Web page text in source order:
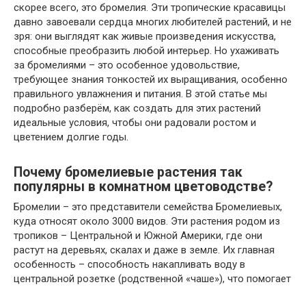
скорее всего, это бромелия. Эти тропические красавицы
давно завоевали сердца многих любителей растений, и не
зря: они выглядят как живые произведения искусства,
способные преобразить любой интерьер. Но ухаживать
за бромелиями – это особенное удовольствие,
требующее знания тонкостей их выращивания, особенно
правильного увлажнения и питания. В этой статье мы
подробно разберём, как создать для этих растений
идеальные условия, чтобы они радовали ростом и
цветением долгие годы.
Почему бромелиевые растения так
популярны в комнатном цветоводстве?
Бромелии – это представители семейства Бромелиевых,
куда относят около 3000 видов. Эти растения родом из
тропиков – Центральной и Южной Америки, где они
растут на деревьях, скалах и даже в земле. Их главная
особенность – способность накапливать воду в
центральной розетке (родственной «чаше»), что помогает